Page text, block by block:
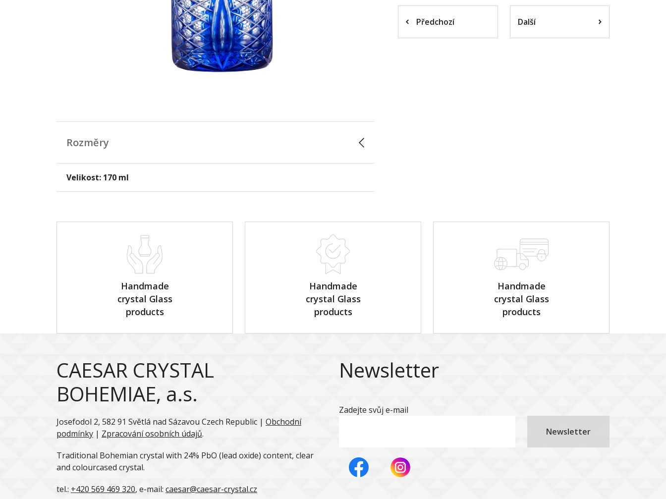
Rozměry
Velikost: 170 ml
Předchozí Další
Handmade
crystal Glass
products
Handmade
crystal Glass
products
Handmade
crystal Glass
products
CAESAR CRYSTAL
BOHEMIAE, a.s.
Josefodol 2, 582 91 Světlá nad Sázavou Czech Republic | Obchodní
podmínky | Zpracování osobních údajů.
Traditional Bohemian crystal with 24% PbO (lead oxide) content, clear
and colourcased crystal.
tel.: +420 569 469 320, e-mail: caesar@caesar-crystal.cz
Newsletter
Zadejte svůj e-mail